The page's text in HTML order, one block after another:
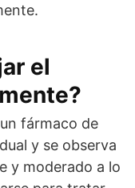
el
fármaco de
y se observa
y moderado a lo